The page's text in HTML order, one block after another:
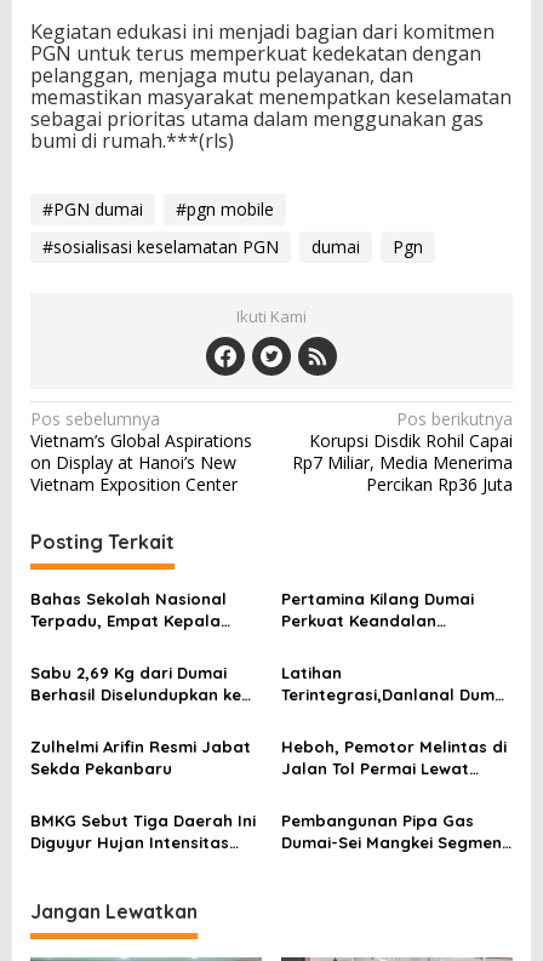
Kegiatan edukasi ini menjadi bagian dari komitmen
PGN untuk terus memperkuat kedekatan dengan
pelanggan, menjaga mutu pelayanan, dan
memastikan masyarakat menempatkan keselamatan
sebagai prioritas utama dalam menggunakan gas
bumi di rumah.***(rls)
#PGN dumai
#pgn mobile
#sosialisasi keselamatan PGN
dumai Pgn
Ikuti Kami
N
a
v
i
g
a
s
i
p
s
Pos sebelumnya
Vietnam’s Global Aspirations
on Display at Hanoi’s New
Vietnam Exposition Center
Pos berikutnya
Korupsi Disdik Rohil Capai
Rp7 Miliar, Media Menerima
Percikan Rp36 Juta
Posting Terkait
Bahas Sekolah Nasional
Terpadu, Empat Kepala
Kemendikdasmen
Pertamina Kilang Dumai
Perkuat Keandalan
Sabu 2,69 Kg dari Dumai
Berhasil Diselundupkan ke
Latihan
Terintegrasi,Danlanal Dumai
Korps Arhanud
Zulhelmi Arifin Resmi Jabat
Sekda Pekanbaru
Heboh, Pemotor Melintas di
Jalan Tol Permai Lewat
BMKG Sebut Tiga Daerah Ini
Diguyur Hujan Intensitas
Pembangunan Pipa Gas
Dumai-Sei Mangkei Segmen
Jangan Lewatkan